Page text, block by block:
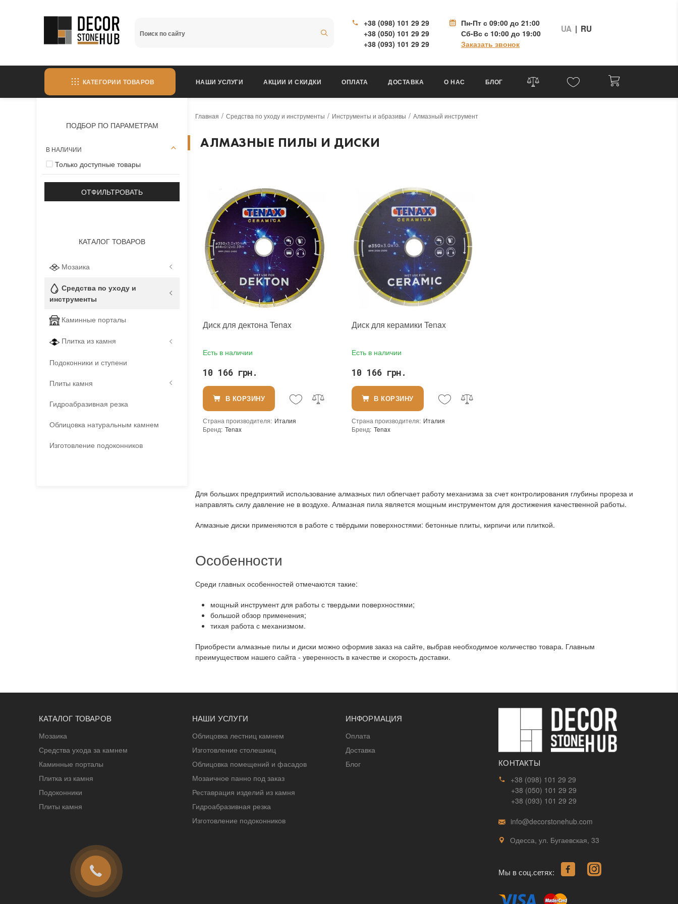
+38 (098) 101 29 29
+38 (050) 101 29 29
+38 (093) 101 29 29
Пн-Пт с 09:00 до 21:00
Сб-Вс с 10:00 до 19:00
Заказать звонок
UA | RU
КАТЕГОРИИ ТОВАРОВ НАШИ УСЛУГИ АКЦИИ И СКИДКИ ОПЛАТА ДОСТАВКА О НАС БЛОГ
ПОДБОР ПО ПАРАМЕТРАМ
В НАЛИЧИИ
Только доступные товары
КАТАЛОГ ТОВАРОВ
Мозаика
Средства по уходу и
инструменты
Каминные порталы
Плитка из камня
Подоконники и ступени
Плиты камня
Гидроабразивная резка
Облицовка натуральным камнем
Изготовление подоконников
Главная Средства по уходу и инструменты Инструменты и абразивы Алмазный инструмент
АЛМАЗНЫЕ ПИЛЫ И ДИСКИ
Диск для дектона Tenax
Есть в наличии
10 166 грн.
В КОРЗИНУ
Страна производителя: Италия
Бренд: Tenax
Диск для керамики Tenax
Есть в наличии
10 166 грн.
В КОРЗИНУ
Страна производителя: Италия
Бренд: Tenax
Для больших предприятий использование алмазных пил облегчает работу механизма за счет контролирования глубины прореза и
направлять силу давление не в воздухе. Алмазная пила является мощным инструментом для достижения качественной работы.
Алмазные диски применяются в работе с твёрдыми поверхностями: бетонные плиты, кирпичи или плиткой.
Особенности
Среди главных особенностей отмечаются такие:
мощный инструмент для работы с твердыми поверхностями;
большой обзор применения;
тихая работа с механизмом.
Приобрести алмазные пилы и диски можно оформив заказ на сайте, выбрав необходимое количество товара. Главным
преимуществом нашего сайта - уверенность в качестве и скорость доставки.
КАТАЛОГ ТОВАРОВ
Мозаика
Средства ухода за камнем
Каминные порталы
Плитка из камня
Подоконники
Плиты камня
НАШИ УСЛУГИ
Облицовка лестниц камнем
Изготовление столешниц
Облицовка помещений и фасадов
Мозаичное панно под заказ
Реставрация изделий из камня
Гидроабразивная резка
Изготовление подоконников
ИНФОРМАЦИЯ
Оплата
Доставка
Блог
КОНТАКТЫ
+38 (098) 101 29 29
+38 (050) 101 29 29
+38 (093) 101 29 29
info@decorstonehub.com
Одесса, ул. Бугаевская, 33
Мы в соц.сетях: